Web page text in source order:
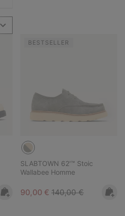
BESTSELLER
SLABTOWN 62'™ Stoic
Wallabee Homme
Sale price:
90,00 € Regular price:
140,00 €